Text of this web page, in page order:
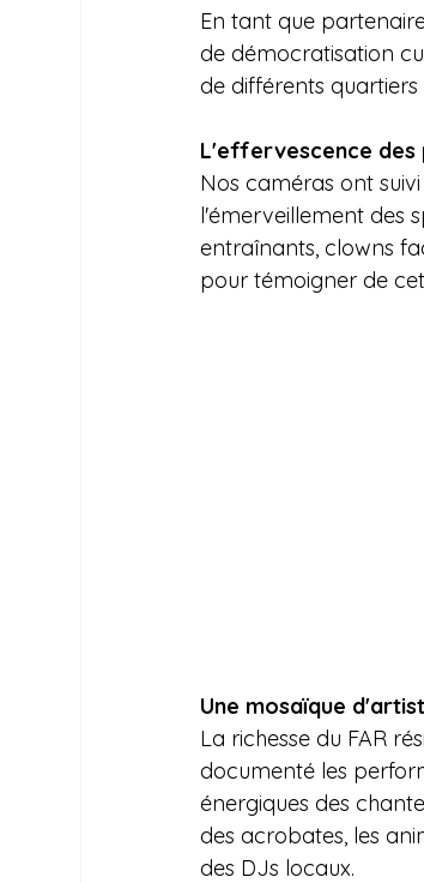
En tant que
de démocratisation
de différents
L'effervescence des
Nos caméras ont
l'émerveillement des
entraînants, clowns
pour témoigner de
Une mosaïque
La richesse du FAR
documenté les
énergiques des
des acrobates, les
des DJs locaux.